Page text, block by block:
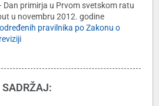
Dan primirja u Prvom svetskom ratu
u novembru 2012. godine
pravilnika po Zakonu o
SADRŽAJ: